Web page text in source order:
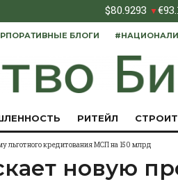
$80.9293 ▼€
БЛОГИ
РИТЕЙЛ
льготного кредитования МСП на 150 млрд
новую